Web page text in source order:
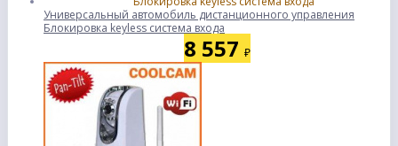
Универсальный автомобиль дистанционного управления
Блокировка keyless система входа
8 557 ₽